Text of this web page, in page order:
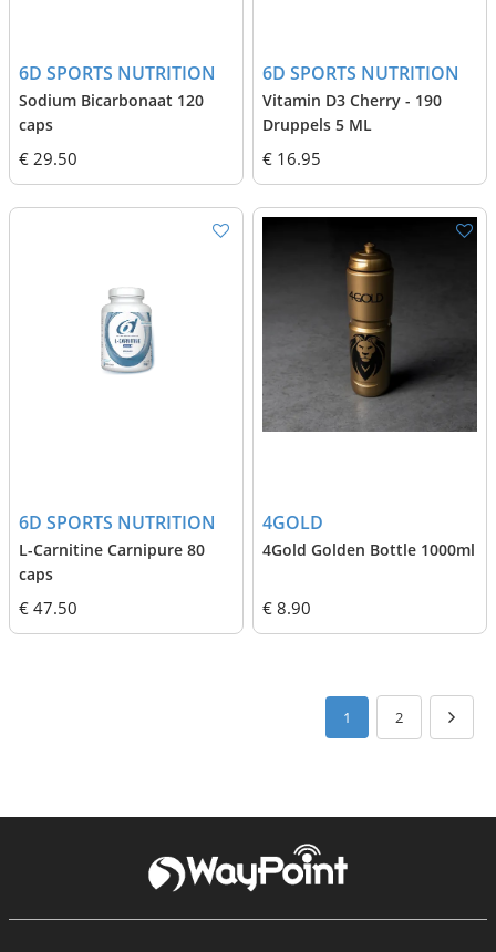
6D SPORTS NUTRITION
Sodium Bicarbonaat 120
caps
€ 29.50
6D SPORTS NUTRITION
Vitamin D3 Cherry - 190
Druppels 5 ML
€ 16.95
6D SPORTS NUTRITION
L-Carnitine Carnipure 80
caps
€ 47.50
4GOLD
4Gold Golden Bottle 1000ml
€ 8.90
1 2